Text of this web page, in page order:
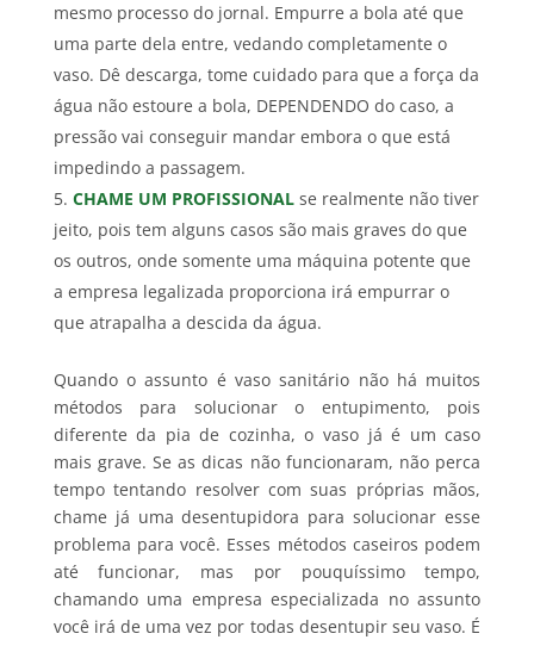
mesmo processo do jornal. Empurre a bola até que
uma parte dela entre, vedando completamente o
vaso. Dê descarga, tome cuidado para que a força da
água não estoure a bola, DEPENDENDO do caso, a
pressão vai conseguir mandar embora o que está
impedindo a passagem.
CHAME UM PROFISSIONAL se realmente não tiver
jeito, pois tem alguns casos são mais graves do que
os outros, onde somente uma máquina potente que
a empresa legalizada proporciona irá empurrar o
que atrapalha a descida da água.
Quando o assunto é vaso sanitário não há muitos
métodos para solucionar o entupimento, pois
diferente da pia de cozinha, o vaso já é um caso
mais grave. Se as dicas não funcionaram, não perca
tempo tentando resolver com suas próprias mãos,
chame já uma desentupidora para solucionar esse
problema para você. Esses métodos caseiros podem
até funcionar, mas por pouquíssimo tempo,
chamando uma empresa especializada no assunto
você irá de uma vez por todas desentupir seu vaso. É